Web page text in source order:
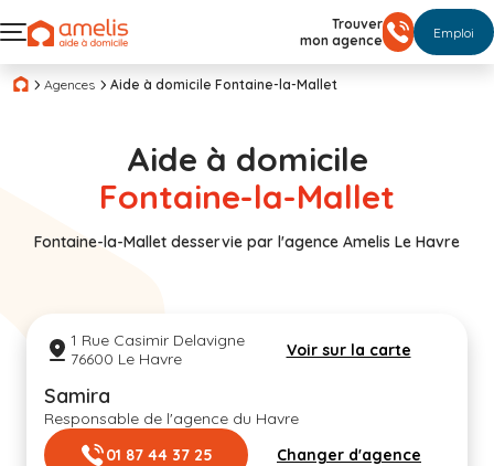
Trouver
mon agence
Emploi
Agences Aide à domicile Fontaine-la-Mallet
Aide à domicile
Fontaine-la-Mallet
Fontaine-la-Mallet desservie par l'agence Amelis Le Havre
1 Rue Casimir Delavigne
76600 Le Havre
Voir sur la carte
Samira
Responsable de l'agence du Havre
01 87 44 37 25
Changer d'agence